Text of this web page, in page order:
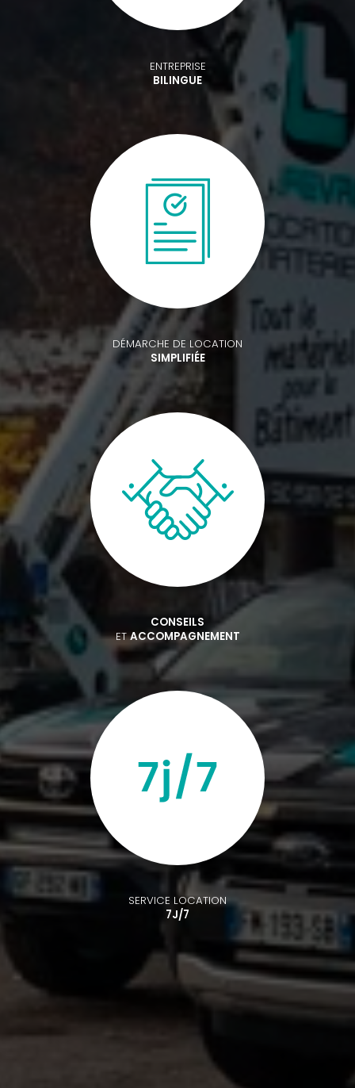
ENTREPRISE
BILINGUE
DÉMARCHE DE LOCATION
SIMPLIFIÉE
CONSEILS
ETACCOMPAGNEMENT
SERVICE LOCATION
7J/7